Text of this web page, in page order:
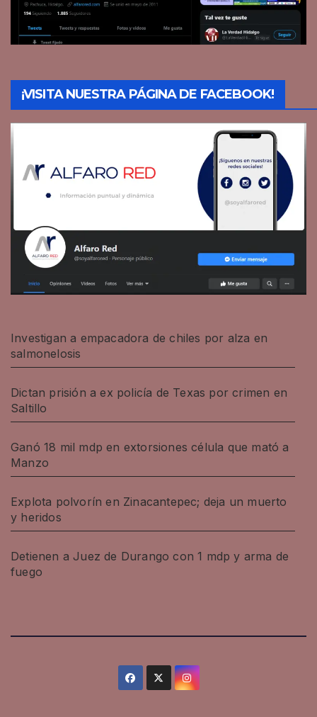
¡VISITA NUESTRA PÁGINA DE FACEBOOK!
Investigan a empacadora de chiles por alza en
salmonelosis
Dictan prisión a ex policía de Texas por crimen en
Saltillo
Ganó 18 mil mdp en extorsiones célula que mató a
Manzo
Explota polvorín en Zinacantepec; deja un muerto
y heridos
Detienen a Juez de Durango con 1 mdp y arma de
fuego